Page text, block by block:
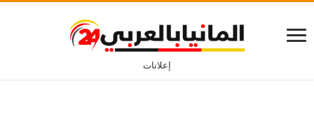
إعلانات